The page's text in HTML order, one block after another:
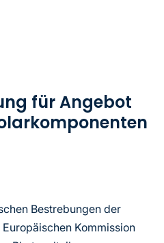
für Angebot
Bestrebungen der
Kommission